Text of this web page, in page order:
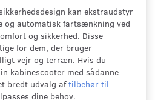
kan ekstraudstyr
og automatisk fartsænkning ved
og sikkerhed. Disse
for dem, der bruger
vejr og terræn. Hvis du
kabinescooter med sådanne
bredt udvalg aftilbehør til
dine behov.